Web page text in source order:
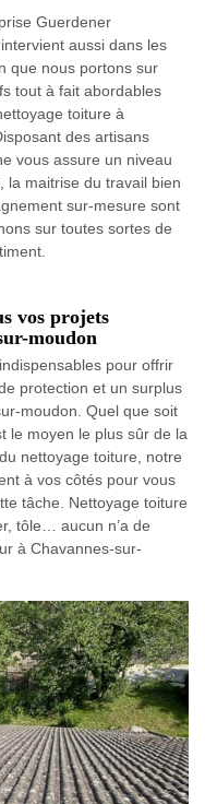
Guerdener
aussi dans les
que nous portons sur
tout à fait abordables
toiture à
des artisans
vous assure un niveau
la maitrise du travail bien
sur-mesure sont
sur toutes sortes de
vos projets
moudon
pour offrir
protection et un surplus
moudon. Quel que soit
le moyen le plus sûr de la
nettoyage toiture, notre
à vos côtés pour vous
tâche. Nettoyage toiture
tôle… aucun n’a de
à Chavannes-sur-